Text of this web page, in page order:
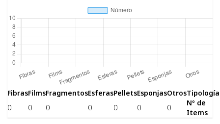
FibrasFilmsFragmentosEsferasPelletsEsponjasOtrosTipología
0
0 0 0 0 0 0
Nº de
Items